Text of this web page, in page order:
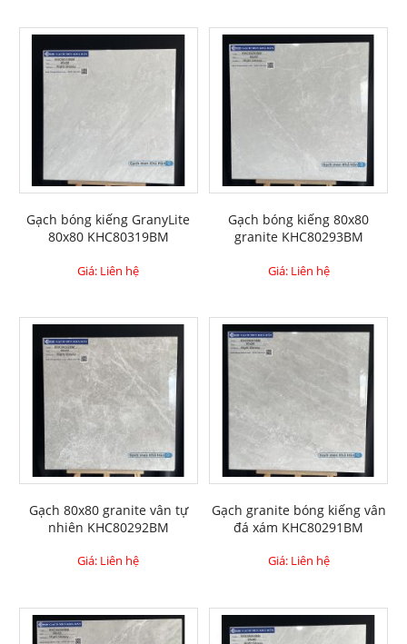
Gạch bóng kiếng GranyLite
80x80 KHC80319BM
Giá: Liên hệ
Gạch bóng kiếng 80x80
granite KHC80293BM
Giá: Liên hệ
Gạch 80x80 granite vân tự
nhiên KHC80292BM
Giá: Liên hệ
Gạch granite bóng kiếng vân
đá xám KHC80291BM
Giá: Liên hệ